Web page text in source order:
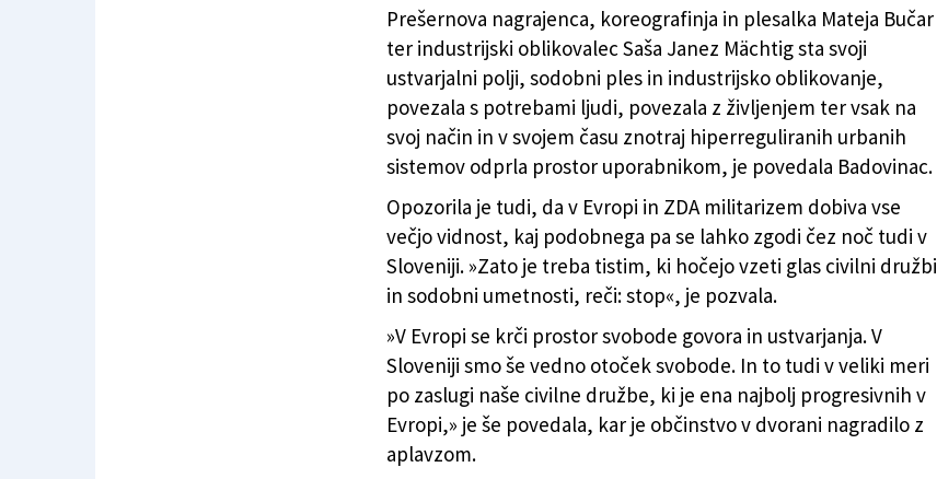
Prešernova nagrajenca, koreografinja in plesalka Mateja Bučar
ter industrijski oblikovalec Saša Janez Mächtig sta svoji
ustvarjalni polji, sodobni ples in industrijsko oblikovanje,
povezala s potrebami ljudi, povezala z življenjem ter vsak na
svoj način in v svojem času znotraj hiperreguliranih urbanih
sistemov odprla prostor uporabnikom, je povedala Badovinac.
Opozorila je tudi, da v Evropi in ZDA militarizem dobiva vse
večjo vidnost, kaj podobnega pa se lahko zgodi čez noč tudi v
Sloveniji. »Zato je treba tistim, ki hočejo vzeti glas civilni družbi
in sodobni umetnosti, reči: stop«, je pozvala.
»V Evropi se krči prostor svobode govora in ustvarjanja. V
Sloveniji smo še vedno otoček svobode. In to tudi v veliki meri
po zaslugi naše civilne družbe, ki je ena najbolj progresivnih v
Evropi,» je še povedala, kar je občinstvo v dvorani nagradilo z
aplavzom.